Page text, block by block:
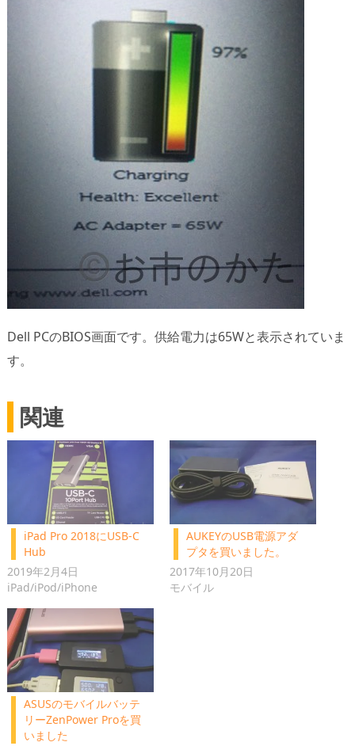
Dell PCのBIOS画面です。供給電力は65Wと表示されていま
す。
関連
iPad Pro 2018にUSB-C
Hub
2019年2月4日
iPad/iPod/iPhone
AUKEYのUSB電源アダ
プタを買いました。
2017年10月20日
モバイル
ASUSのモバイルバッテ
リーZenPower Proを買
いました